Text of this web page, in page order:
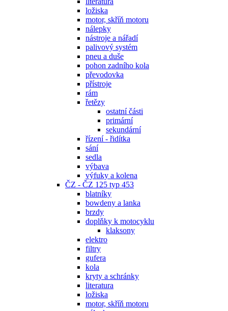
ložiska
motor, skříň motoru
nálepky
nástroje a nářadí
palivový systém
pneu a duše
pohon zadního kola
převodovka
přístroje
rám
řetězy
ostatní části
primární
sekundární
řízení - řidítka
sání
sedla
výbava
výfuky a kolena
ČZ - ČZ 125 typ 453
blatníky
bowdeny a lanka
brzdy
doplňky k motocyklu
klaksony
elektro
filtry
gufera
kola
kryty a schránky
literatura
ložiska
motor, skříň motoru